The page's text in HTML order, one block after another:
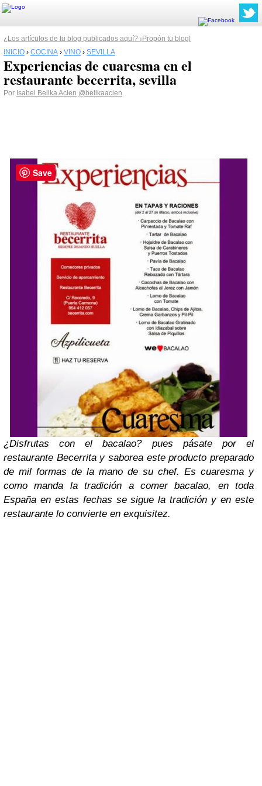
¿Los artículos de tu blog publicados aquí? ¡Propón tu blog!
INICIO › COCINA › VINO › SEVILLA
Experiencias de cuaresma en el
restaurante becerrita, sevilla
Por Isabel Belika Acien @belikaacien
¿Disfrutas con el bacalao? pues pásate por el
restaurante Becerrita y saborea este producto preparado
de mil formas de la mano de su chef. Es cuaresma y
como manda la tradición a comer bacalao, en toda
España en estas fechas se sigue la tradición y en este
restaurante lo convierte en exquisitez.
Save